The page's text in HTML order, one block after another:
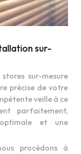
sur-
sur-mesure
précise de votre
veille à ce
parfaitement,
et une
procédons à